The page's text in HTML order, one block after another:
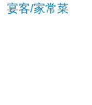
宴客/家常菜